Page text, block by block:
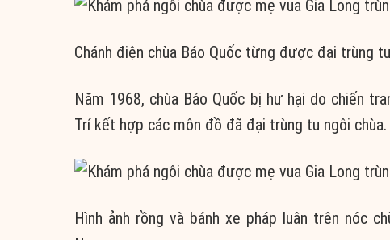
Chánh điện chùa Báo Quốc từng được đại trùng
Năm 1968, chùa Báo Quốc bị hư hại do chiến
Trí kết hợp các môn đồ đã đại trùng tu ngôi chùa.
Hình ảnh rồng và bánh xe pháp luân trên nóc